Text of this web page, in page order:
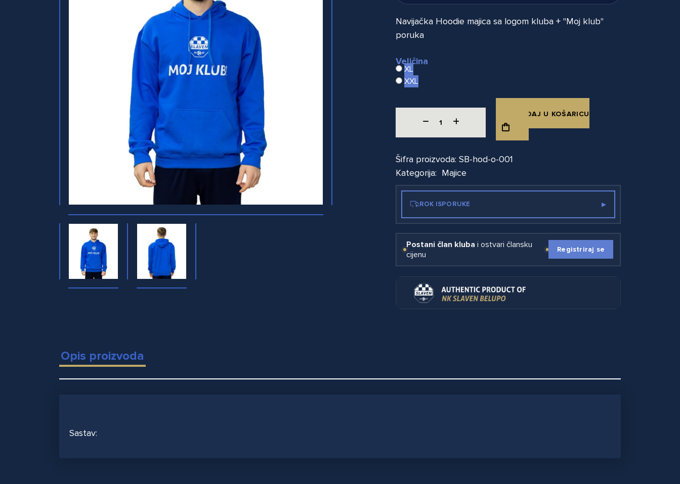
Navijačka Hoodie majica sa logom kluba + "Moj klub"
poruka
Veličina
XL
XXL
DODAJ U KOŠARICU
Šifra proizvoda: SB-hod-o-001
Kategorija: Majice
ROK ISPORUKE ▸
Postani član kluba i ostvari člansku
cijenu
Registriraj se
Opis proizvoda
Sastav: